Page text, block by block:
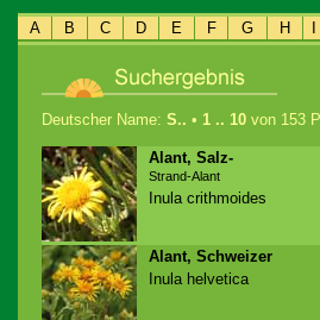
A B C D E F G H
Deutscher Name: S.. • 1 .. 10 von 153
Alant, Salz-
Strand-Alant
Inula crithmoides
Alant, Schweizer
Inula helvetica